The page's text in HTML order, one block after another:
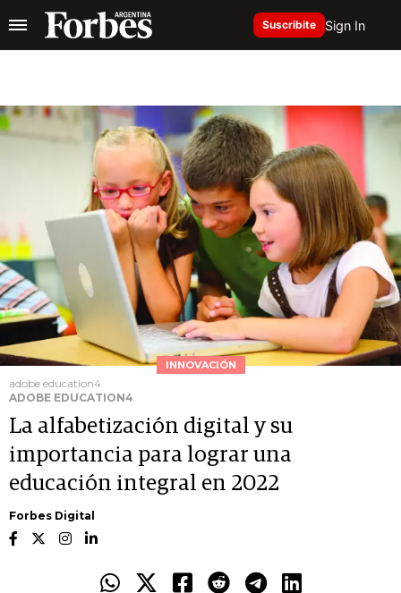
Suscribite Sign In
INNOVACIÓN
adobe education4
ADOBE EDUCATION4
La alfabetización digital y su
importancia para lograr una
educación integral en 2022
Forbes Digital